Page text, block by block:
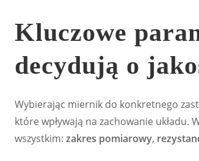
Kluczowe
decydują o
Wybierając miernik do konkretnego
które wpływają na zachowanie układu.
wszystkim: zakres pomiarowy,